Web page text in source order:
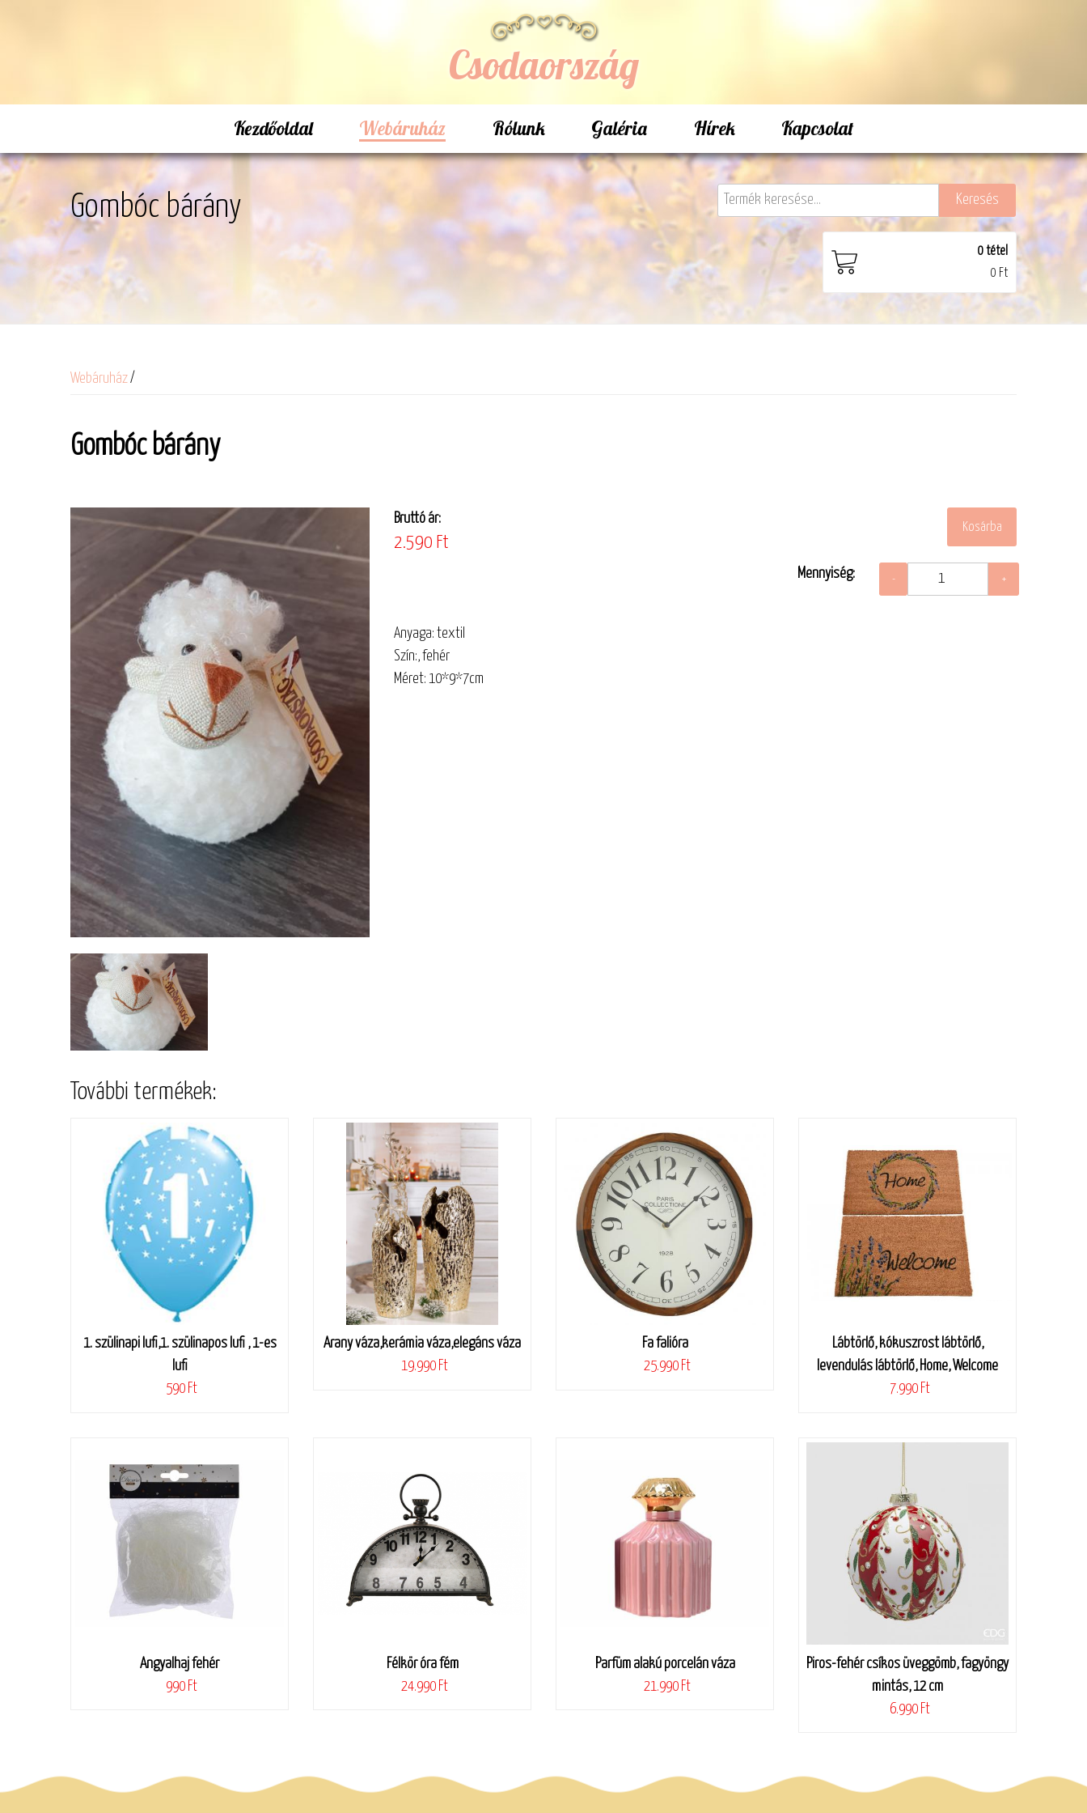
Csodaország
Kezdőoldal Webáruház Rólunk Galéria Hírek Kapcsolat
Gombóc bárány
0tétel
0 Ft
Webáruház/
Gombóc bárány
Bruttó ár:
2.590 Ft
Mennyiség:
Anyaga: textil
Szín:, fehér
Méret: 10*9*7cm
További termékek:
1. szülinapi lufi,1. szülinapos lufi , 1-es
lufi
590 Ft
Arany váza,kerámia váza,elegáns váza
19.990 Ft
Fa falióra
25.990 Ft
Lábtörlő, kókuszrost lábtörlő,
levendulás lábtörlő, Home, Welcome
7.990 Ft
Angyalhaj fehér
990 Ft
Félkör óra fém
24.990 Ft
Parfüm alakú porcelán váza
21.990 Ft
Piros-fehér csíkos üveggömb, fagyöngy
mintás, 12 cm
6.990 Ft